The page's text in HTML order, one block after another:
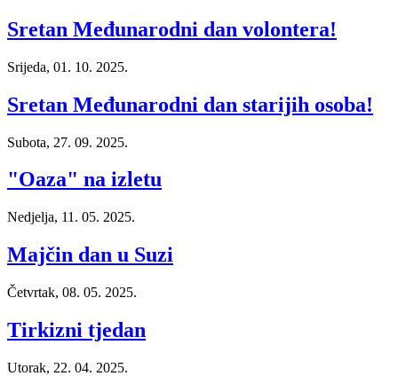
Sretan Međunarodni dan volontera!
Srijeda, 01. 10. 2025.
Sretan Međunarodni dan starijih osoba!
Subota, 27. 09. 2025.
"Oaza" na izletu
Nedjelja, 11. 05. 2025.
Majčin dan u Suzi
Četvrtak, 08. 05. 2025.
Tirkizni tjedan
Utorak, 22. 04. 2025.